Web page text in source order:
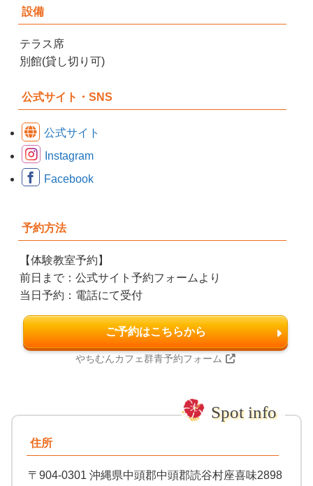
設備
テラス席
別館(貸し切り可)
公式サイト・SNS
公式サイト
Instagram
Facebook
予約方法
【体験教室予約】
前日まで：公式サイト予約フォームより
当日予約：電話にて受付
ご予約はこちらから
やちむんカフェ群青予約フォーム
住所
〒904-0301 沖縄県中頭郡中頭郡読谷村座喜味2898